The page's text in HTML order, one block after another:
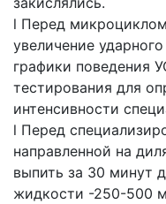
l Перед
увеличение
графики поведения
тестирования для
интенсивности
l Перед
направленной на
выпить за 30 минут
жидкости -250-500